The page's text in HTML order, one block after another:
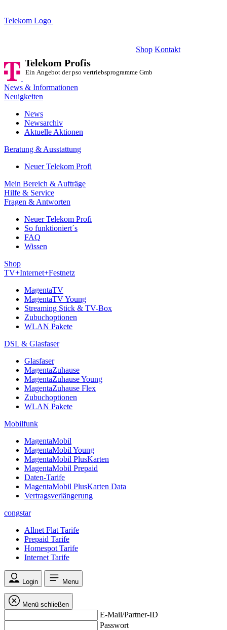
Telekom Logo
Shop Kontakt
Telekom Profis
Ein Angebot der pso vertriebsprogramme GmbH
News & Informationen
Neuigkeiten
News
Newsarchiv
Aktuelle Aktionen
Beratung & Ausstattung
Neuer Telekom Profi
Mein Bereich & Aufträge
Hilfe & Service
Fragen & Antworten
Neuer Telekom Profi
So funktioniert´s
FAQ
Wissen
Shop
TV+Internet+Festnetz
MagentaTV
MagentaTV Young
Streaming Stick & TV-Box
Zubuchoptionen
WLAN Pakete
DSL & Glasfaser
Glasfaser
MagentaZuhause
MagentaZuhause Young
MagentaZuhause Flex
Zubuchoptionen
WLAN Pakete
Mobilfunk
MagentaMobil
MagentaMobil Young
MagentaMobil PlusKarten
MagentaMobil Prepaid
Daten-Tarife
MagentaMobil PlusKarten Data
Vertragsverlängerung
congstar
Allnet Flat Tarife
Prepaid Tarife
Homespot Tarife
Internet Tarife
Login Menu
Menü schließen
E-Mail/Partner-ID
Passwort